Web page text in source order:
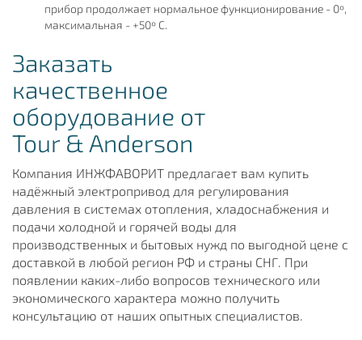
прибор продолжает нормальное функционирование - 0º,
максимальная - +50º C.
Заказать
качественное
оборудование от
Tour & Anderson
Компания ИНЖФАВОРИТ предлагает вам купить
надёжный электропривод для регулирования
давления в системах отопления, хладоснабжения и
подачи холодной и горячей воды для
производственных и бытовых нужд по выгодной цене с
доставкой в любой регион РФ и страны СНГ. При
появлении каких-либо вопросов технического или
экономического характера можно получить
консультацию от наших опытных специалистов.